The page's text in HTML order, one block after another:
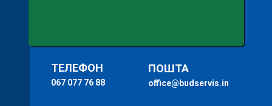
ТЕЛЕФОН ПОШТА
067 077 76 88 office@budservis.in